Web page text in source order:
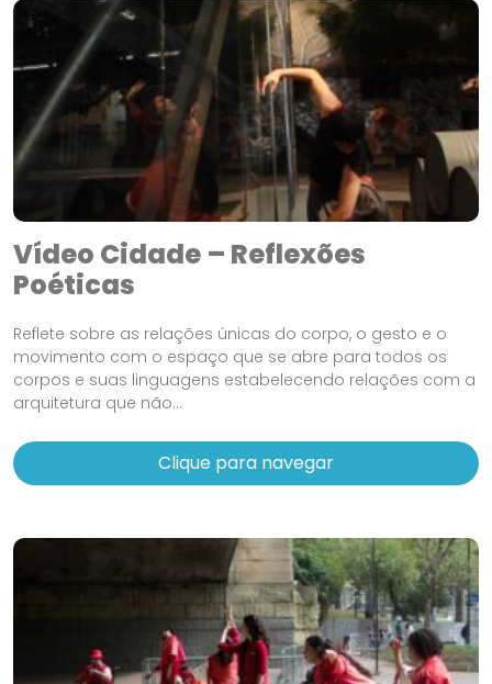
Vídeo Cidade – Reflexões
Poéticas
Reflete sobre as relações únicas do corpo, o gesto e o
movimento com o espaço que se abre para todos os
corpos e suas linguagens estabelecendo relações com a
arquitetura que não...
Clique para navegar